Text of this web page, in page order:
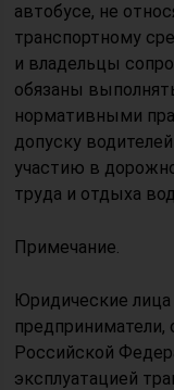
автобусе, не
транспортному
и владельцы
обязаны
нормативными
допуску
участию в
труда и отдыха
Примечание.
Юридические
Российской
эксплуатацией